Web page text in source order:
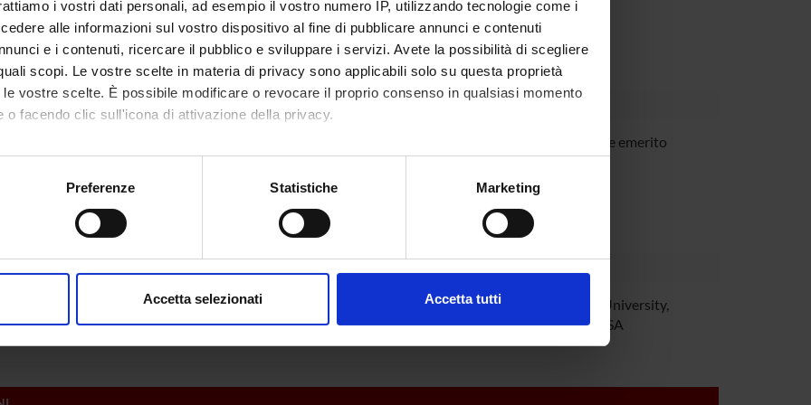
i vostri dati personali, ad esempio il vostro numero IP, utilizzando tecnologie come i
alle informazioni sul vostro dispositivo al fine di pubblicare annunci e contenuti
e i contenuti, ricercare il pubblico e sviluppare i servizi. Avete la possibilità di scegliere
scopi. Le vostre scelte in materia di privacy sono applicabili solo su questa proprietà
vostre scelte. È possibile modificare o revocare il proprio consenso in qualsiasi momento
o facendo clic sull'icona di attivazione della privacy.
anche:
sulla tua posizione geografica, con un'approssimazione di qualche metro,
in qualsiasi momento dalla Dichiarazione sui cookie.
Preferenze Statistiche Marketing
Accetta selezionati Accetta tutti
Nazionale
Finanziamento: assegnato e gestito dal Dipartimento
AL PROGETTO
Professore associato
Professore emerito
Università di Lipsia Alessandra Fanini
Harvard University,
Boston USA